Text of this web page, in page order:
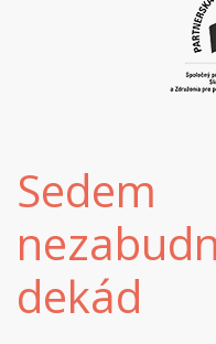
Sedem
dekád